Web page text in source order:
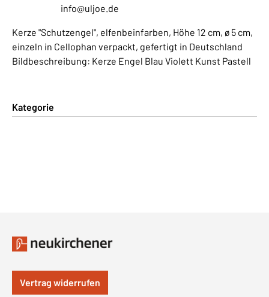
info@uljoe.de
Kerze "Schutzengel", elfenbeinfarben, Höhe 12 cm, ø 5 cm,
einzeln in Cellophan verpackt, gefertigt in Deutschland
Bildbeschreibung: Kerze Engel Blau Violett Kunst Pastell
Kategorie
Vertrag widerrufen